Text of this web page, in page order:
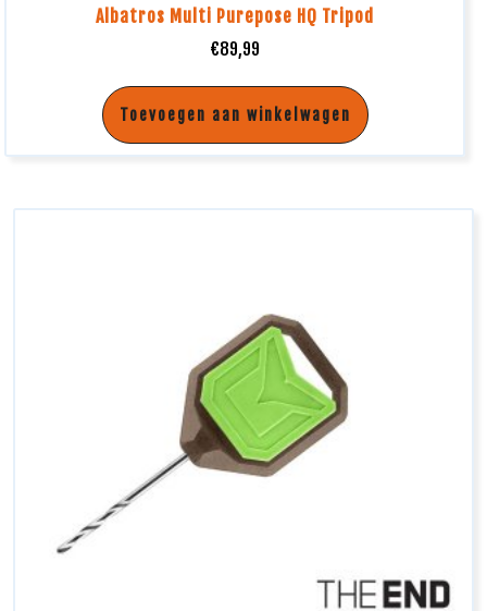
Albatros Multi Purepose HQ Tripod
€89,99
Toevoegen aan winkelwagen